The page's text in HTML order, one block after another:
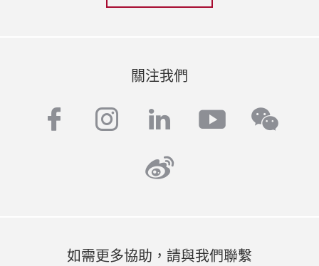
關注我們
facebook
instagram
linkedinyoutube
weibo
如需更多協助，請與我們聯繫